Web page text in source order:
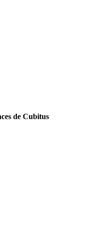
de Cubitus